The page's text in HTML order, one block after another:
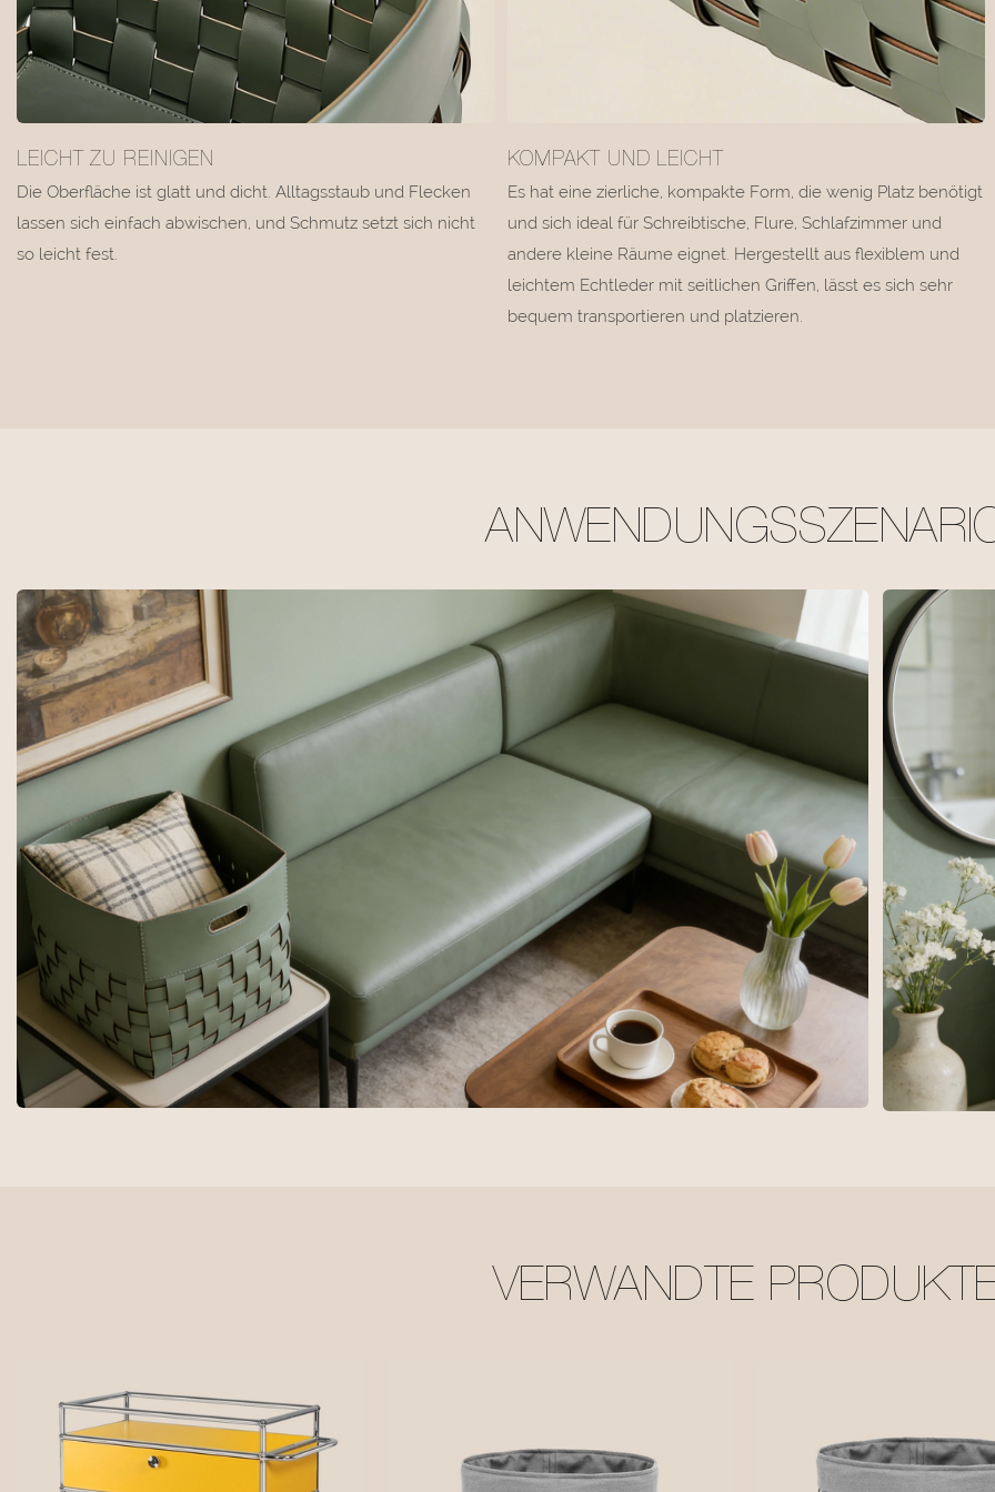
LEICHT ZU REINIGEN
Die Oberfläche ist glatt und dicht. Alltagsstaub und Flecken
lassen sich einfach abwischen, und Schmutz setzt sich nicht
so leicht fest.
KOMPAKT UND LEICHT
Es hat eine zierliche, kompakte Form, die wenig Platz benötigt
und sich ideal für Schreibtische, Flure, Schlafzimmer und
andere kleine Räume eignet. Hergestellt aus flexiblem und
leichtem Echtleder mit seitlichen Griffen, lässt es sich sehr
bequem transportieren und platzieren.
VERWANDTE